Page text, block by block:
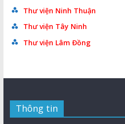
Thư viện Ninh Thuận
Thư viện Tây Ninh
Thư viện Lâm Đồng
Thông tin